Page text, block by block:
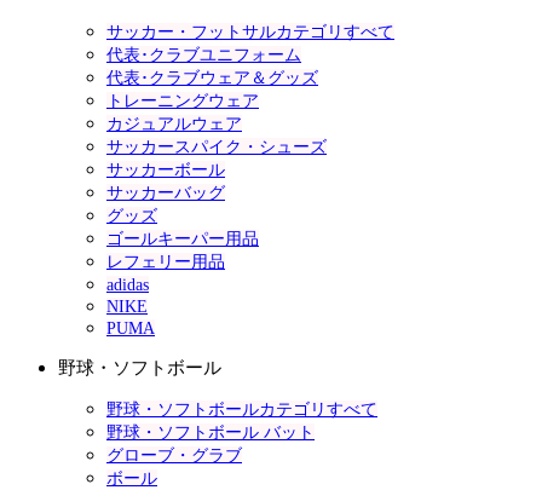
サッカー・フットサルカテゴリすべて
代表･クラブユニフォーム
代表･クラブウェア＆グッズ
トレーニングウェア
カジュアルウェア
サッカースパイク・シューズ
サッカーボール
サッカーバッグ
グッズ
ゴールキーパー用品
レフェリー用品
adidas
NIKE
PUMA
野球・ソフトボール
野球・ソフトボールカテゴリすべて
野球・ソフトボール バット
グローブ・グラブ
ボール